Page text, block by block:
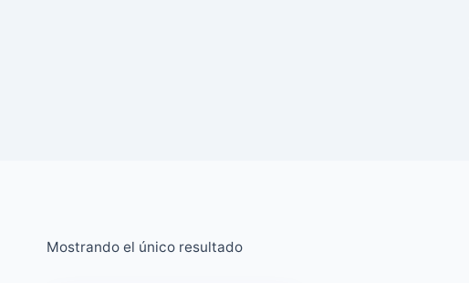
Mostrando el único resultado